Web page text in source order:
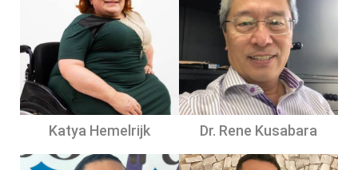
Katya Hemelrijk Dr. Rene Kusabara